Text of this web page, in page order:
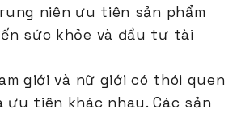
niên ưu tiên sản phẩm
sức khỏe và đầu tư tài
giới và nữ giới có thói quen
ưu tiên khác nhau. Các sản